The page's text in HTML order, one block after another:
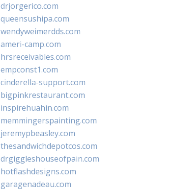
drjorgerico.com
queensushipa.com
wendyweimerdds.com
ameri-camp.com
hrsreceivables.com
empconst1.com
cinderella-support.com
bigpinkrestaurant.com
inspirehuahin.com
memmingerspainting.com
jeremypbeasley.com
thesandwichdepotcos.com
drgiggleshouseofpain.com
hotflashdesigns.com
garagenadeau.com